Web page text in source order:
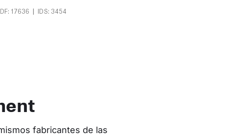
17636 | IDS: 3454
fabricantes de las